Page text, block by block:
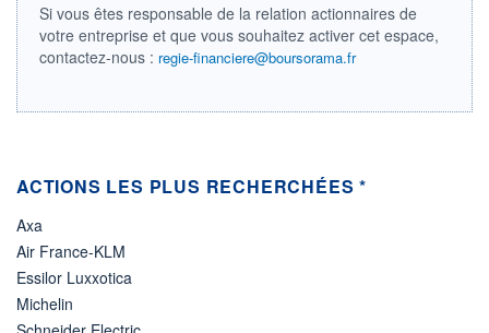
Si vous êtes responsable de la relation actionnaires de
votre entreprise et que vous souhaitez activer cet espace,
contactez-nous : regie-financiere@boursorama.fr
ACTIONS LES PLUS RECHERCHÉES *
Axa
Air France-KLM
Essilor Luxxotica
Michelin